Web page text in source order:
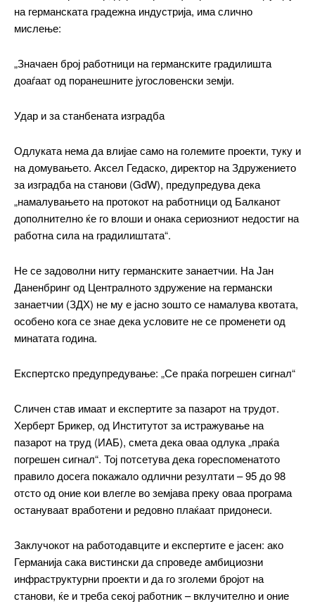
Etiam est nibh, lobortis sit
Praesent euismod ac
Ut mollis pellentesque tortor
Nullam eu erat condimentum
Donec quis est ac felis
Pro
/ yearplaceholder text
ИЗБЕРЕТЕ ПЛАН
Full member access:
Etiam est nibh, lobortis sit
Praesent euismod ac
Nullam eu erat condimentum
Donec quis est ac felis
Orci varius natoque dolor
на германската градежна индустрија, има слично
мислење:
„Значаен број работници на германските градилишта
доаѓаат од поранешните југословенски земји.
Удар и за станбената изградба
Одлуката нема да влијае само на големите проекти, туку и
на домувањето. Аксел Гедаско, директор на Здружението
за изградба на станови (GdW), предупредува дека
„намалувањето на протокот на работници од Балканот
дополнително ќе го влоши и онака сериозниот недостиг на
работна сила на градилиштата“.
Не се задоволни ниту германските занаетчии. На Јан
Даненбринг од Централното здружение на германски
занаетчии (ЗДХ) не му е јасно зошто се намалува квотата,
особено кога се знае дека условите не се променети од
минатата година.
Експертско предупредување: „Се праќа погрешен сигнал“
Сличен став имаат и експертите за пазарот на трудот.
Херберт Брикер, од Институтот за истражување на
пазарот на труд (ИАБ), смета дека оваа одлука „праќа
погрешен сигнал“. Тој потсетува дека гореспоменатото
правило досега покажало одлични резултати – 95 до 98
отсто од оние кои влегле во земјава преку оваа програма
остануваат вработени и редовно плаќаат придонеси.
Заклучокот на работодавците и експертите е јасен: ако
Германија сака вистински да спроведе амбициозни
инфраструктурни проекти и да го зголеми бројот на
станови, ќе и треба секој работник – вклучително и оние